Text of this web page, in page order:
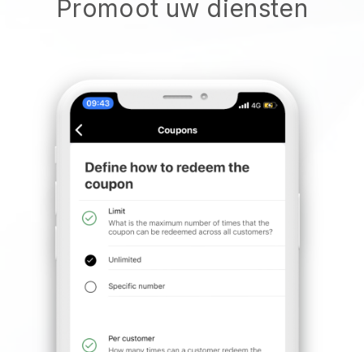
Promoot uw diensten